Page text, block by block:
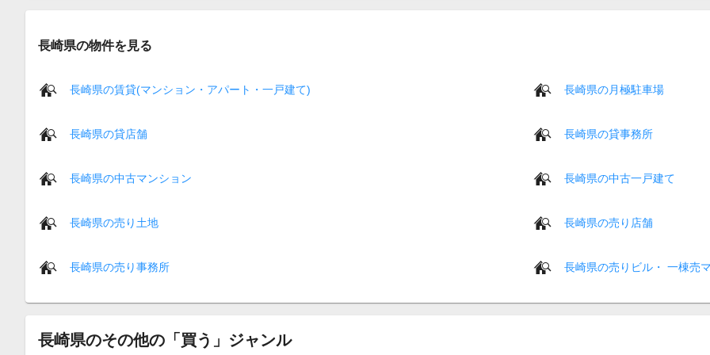
長崎県の物件を見る
長崎県の賃貸(マンション・アパート・一戸建て) 長崎県の月極駐車場
長崎県の貸店舗 長崎県の貸事務所
長崎県の中古マンション 長崎県の中古一戸建て
長崎県の売り土地 長崎県の売り店舗
長崎県の売り事務所 長崎県の売りビル・ 一棟売
長崎県のその他の「買う」ジャンル